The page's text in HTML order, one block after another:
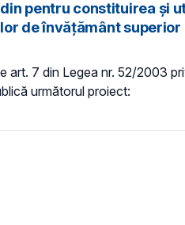
pentru constituirea
de învățământ
art. 7 din Legea nr. 52/2003
următorul proiect: